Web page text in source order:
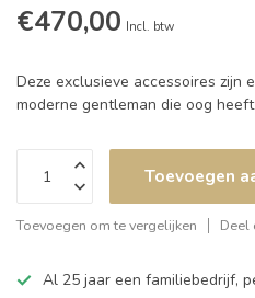
€470,00 Incl. btw
Deze exclusieve accessoires zijn
moderne gentleman die oog
Toevoegen
Toevoegen om te vergelijken Deel
Al 25 jaar een familiebedrijf,